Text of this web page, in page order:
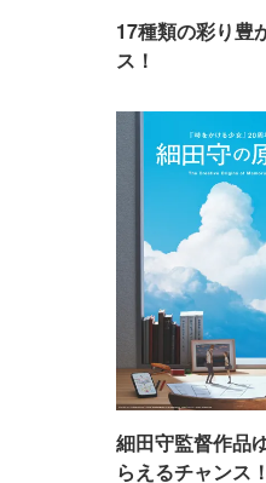
17種類の彩り豊
ス！
細田守監督作品
らえるチャンス！